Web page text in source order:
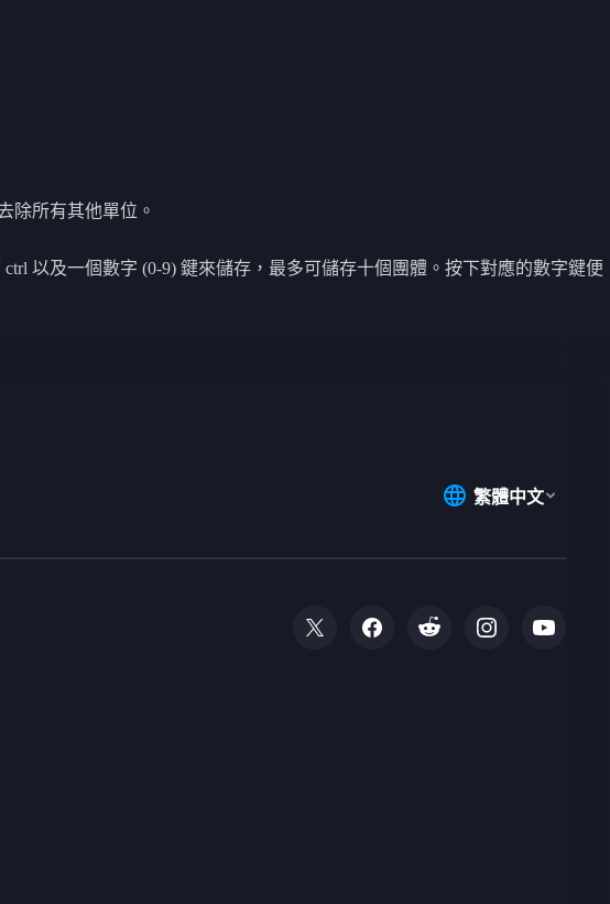
除所有其他單位。
以及一個數字 (0-9) 鍵來儲存，最多可儲存十個團體。按下對應的數字鍵便